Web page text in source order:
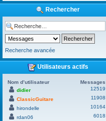
Rechercher
Recherche avancée
Utilisateurs actifs
Nom d’utilisateur
Messages
didier
12519
ClassicGuitare
11908
hirondelle
10164
rdan06
6018